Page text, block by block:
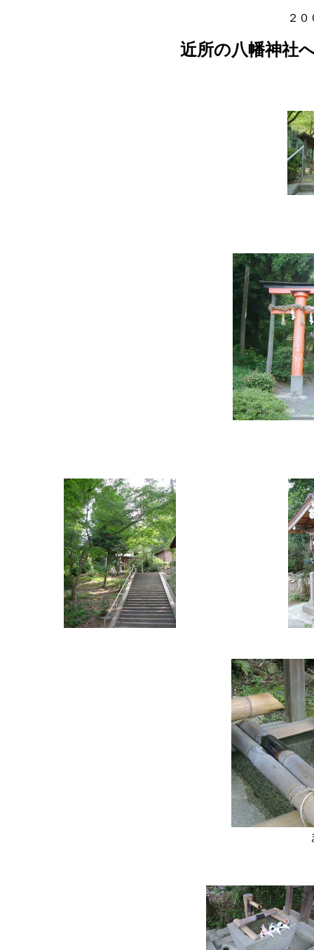
２
近所の八幡神社